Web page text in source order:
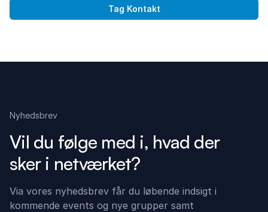
Tag Kontakt
Nyhedsbrev
Vil du følge med i, hvad der
sker i netværket?
Via vores nyhedsbrev får du løbende indsigt i
kommende events og nye grupper samt